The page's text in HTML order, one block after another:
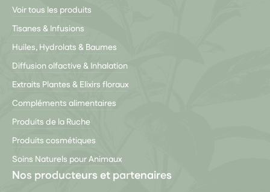
Voir tous les produits
Tisanes & Infusions
Huiles, Hydrolats & Baumes
Diffusion olfactive & Inhalation
Extraits Plantes & Elixirs floraux
Compléments alimentaires
Produits de la Ruche
Produits cosmétiques
Soins Naturels pour Animaux
Nos producteurs et partenaires